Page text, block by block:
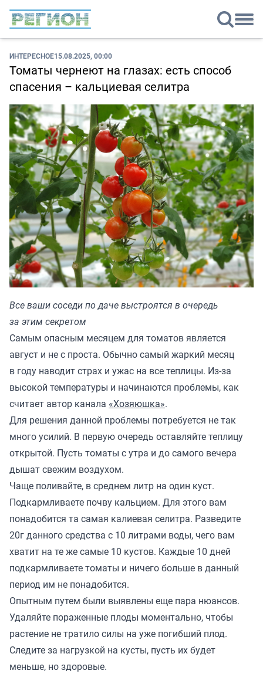
ИНТЕРЕСНОЕ15.08.2025, 00:00
Томаты чернеют на глазах: есть способ
спасения – кальциевая селитра
Все ваши соседи по даче выстроятся в очередь
за этим секретом
Самым опасным месяцем для томатов является
август и не с проста. Обычно самый жаркий месяц
в году наводит страх и ужас на все теплицы. Из-за
высокой температуры и начинаются проблемы, как
считает автор канала «Хозяюшка».
Для решения данной проблемы потребуется не так
много усилий. В первую очередь оставляйте теплицу
открытой. Пусть томаты с утра и до самого вечера
дышат свежим воздухом.
Чаще поливайте, в среднем литр на один куст.
Подкармливаете почву кальцием. Для этого вам
понадобится та самая калиевая селитра. Разведите
20г данного средства с 10 литрами воды, чего вам
хватит на те же самые 10 кустов. Каждые 10 дней
подкармливаете томаты и ничего больше в данный
период им не понадобится.
Опытным путем были выявлены еще пара нюансов.
Удаляйте пораженные плоды моментально, чтобы
растение не тратило силы на уже погибший плод.
Следите за нагрузкой на кусты, пусть их будет
меньше, но здоровые.